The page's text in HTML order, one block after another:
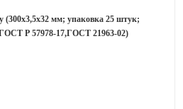
(300х3,5х32 мм; упаковка 25 штук;
Р 57978-17,ГОСТ 21963-02)